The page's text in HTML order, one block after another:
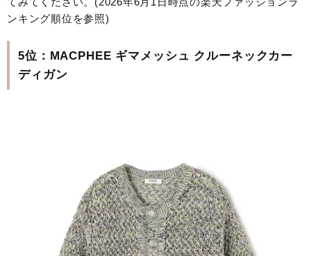
ンキング順位を参照)
5位：MACPHEE ギマメッシュ クルーネックカー
ディガン